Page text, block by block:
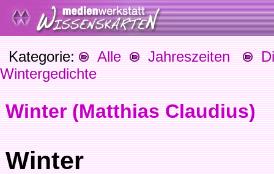
Kategorie: Alle Jahreszeiten
Wintergedichte
Winter (Matthias Claudius)
Winter